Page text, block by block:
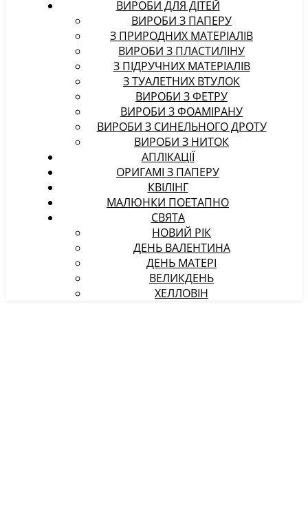
ВИРОБИ ДЛЯ ДІТЕЙ
ВИРОБИ З ПАПЕРУ
З ПРИРОДНИХ МАТЕРІАЛІВ
ВИРОБИ З ПЛАСТИЛІНУ
З ПІДРУЧНИХ МАТЕРІАЛІВ
З ТУАЛЕТНИХ ВТУЛОК
ВИРОБИ З ФЕТРУ
ВИРОБИ З ФОАМІРАНУ
ВИРОБИ З СИНЕЛЬНОГО ДРОТУ
ВИРОБИ З НИТОК
АПЛІКАЦІЇ
ОРИГАМІ З ПАПЕРУ
КВІЛІНГ
МАЛЮНКИ ПОЕТАПНО
СВЯТА
НОВИЙ РІК
ДЕНЬ ВАЛЕНТИНА
ДЕНЬ МАТЕРІ
ВЕЛИКДЕНЬ
ХЕЛЛОВІН